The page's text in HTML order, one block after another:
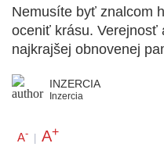
Nemusíte byť znalcom
oceniť krásu. Verejnosť
najkrajšej obnovenej
INZERCIA
Inzercia
A- | A+